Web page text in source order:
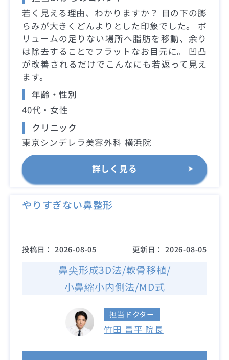
若く見える理由、わかりますか？ 目の下の膨
らみが大きくどんよりとした印象でした。 ボ
リュームの足りない場所へ脂肪を移動、余り
は除去することでフラットなお目元に。 凹凸
が改善されるだけでこんなにも若返って見え
ます。
年齢・性別
40代・女性
クリニック
東京シンデレラ美容外科 横浜院
詳しく見る
やりすぎない鼻整形
投稿日： 2026-08-05 更新日： 2026-08-05
鼻尖形成3D法/軟骨移植/
小鼻縮小内側法/MD式
担当ドクター
竹田 昌平 院長